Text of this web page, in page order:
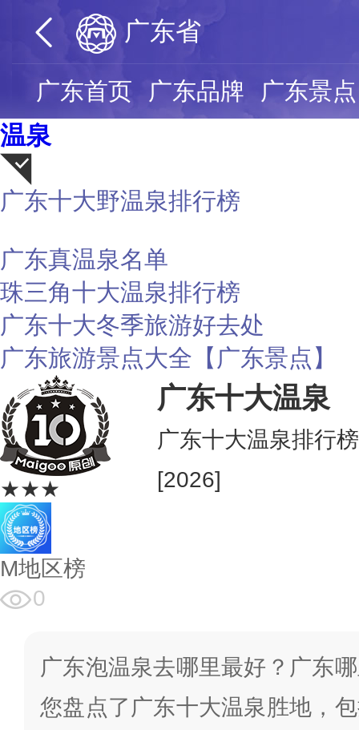
广东省
广东首页 广东品牌 广东景点
温泉
广东十大野温泉排行榜
广东真温泉名单
珠三角十大温泉排行榜
广东十大冬季旅游好去处
广东旅游景点大全【广东景点】
★★★
广东十大温泉
广东十大温泉排行
[2026]
M地区榜
0
广东泡温泉去哪里最好？广东
您盘点了广东十大温泉胜地，